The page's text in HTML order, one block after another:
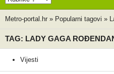
Metro-portal.hr » Popularni tagovi »
TAG: LADY GAGA
Vijesti